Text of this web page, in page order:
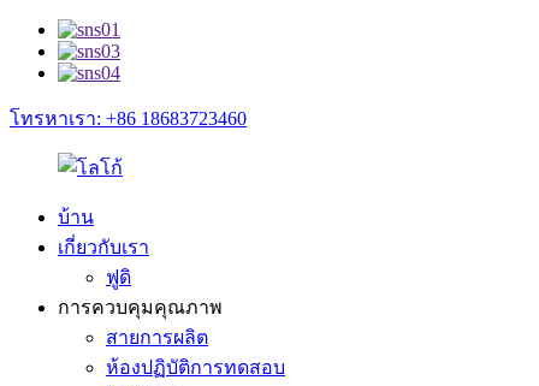
โทรหาเรา: +86 18683723460
บ้าน
เกี่ยวกับเรา
ฟูดิ
การควบคุมคุณภาพ
สายการผลิต
ห้องปฏิบัติการทดสอบ